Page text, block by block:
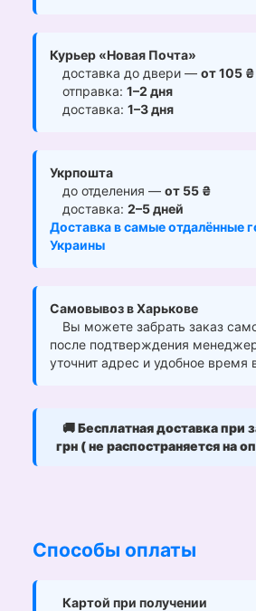
Курьер «Новая Почта»
доставка до двери — от 105 ₴
отправка: 1–2 дня
доставка: 1–3 дня
Укрпошта
до отделения — от 55 ₴
доставка: 2–5 дней
Доставка в самые отдалённые
Украины
Самовывоз в Харькове
Вы можете забрать заказ
после подтверждения
уточнит адрес и удобное время
🚚Бесплатная доставка при
грн ( не распостраняется на
Способы оплаты
Картой при получении